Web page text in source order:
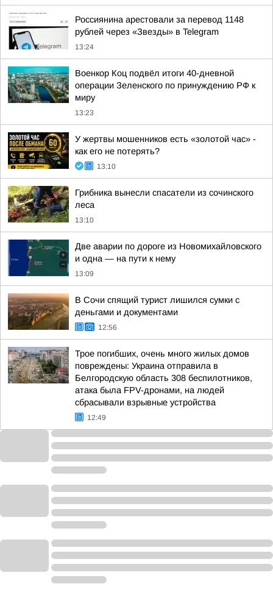
Россиянина арестовали за перевод 1148
рублей через «Звезды» в Telegram
13:24
Военкор Коц подвёл итоги 40-дневной
операции Зеленского по принуждению РФ к
миру
13:23
У жертвы мошенников есть «золотой час» -
как его не потерять?
13:10
Грибника вынесли спасатели из сочинского
леса
13:10
Две аварии по дороге из Новомихайловского
и одна — на пути к нему
13:09
В Сочи спящий турист лишился сумки с
деньгами и документами
12:56
Трое погибших, очень много жилых домов
повреждены: Украина отправила в
Белгородскую область 308 беспилотников,
атака была FPV-дронами, на людей
сбрасывали взрывные устройства
12:49